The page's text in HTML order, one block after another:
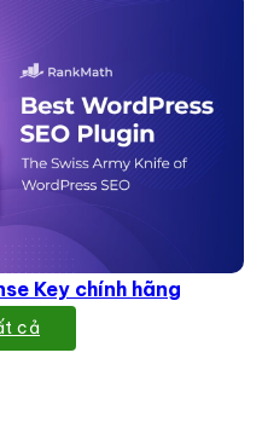
Key chính hãng
cả